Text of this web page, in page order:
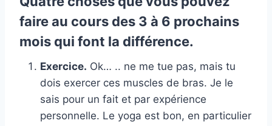
faire au cours des 3 à 6 prochains
mois qui font la différence.
Exercice. Ok… .. ne me tue pas, mais tu
dois exercer ces muscles de bras. Je le
sais pour un fait et par expérience
personnelle. Le yoga est bon, en particulier